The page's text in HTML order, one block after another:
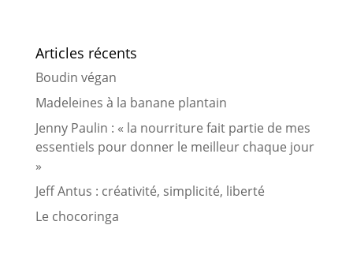
Articles récents
Boudin végan
Madeleines à la banane plantain
Jenny Paulin : « la nourriture fait partie de mes
essentiels pour donner le meilleur chaque jour
»
Jeff Antus : créativité, simplicité, liberté
Le chocoringa